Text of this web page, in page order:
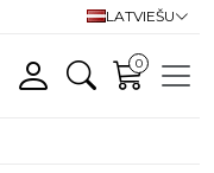
LATVIEŠU
0